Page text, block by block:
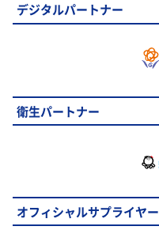
デジタルパートナー
衛生パートナー
オフィシャルサプライヤー